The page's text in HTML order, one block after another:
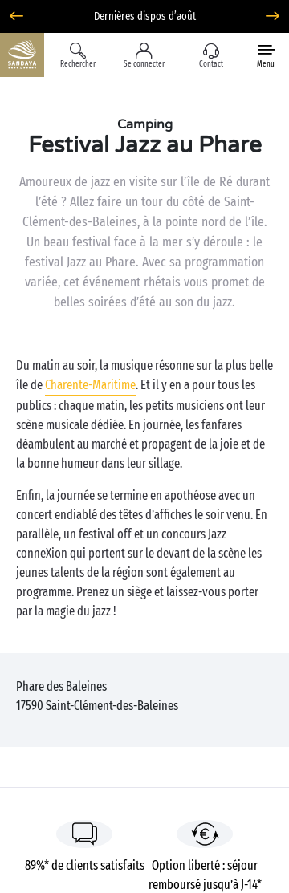
Dernières dispos d’août
Rechercher Se connecter Contact Menu
Camping
Festival Jazz au Phare
Amoureux de jazz en visite sur l’île de Ré durant
l’été ? Allez faire un tour du côté de Saint-
Clément-des-Baleines, à la pointe nord de l’île.
Un beau festival face à la mer s’y déroule : le
festival Jazz au Phare. Avec sa programmation
variée, cet événement rhétais vous promet de
belles soirées d’été au son du jazz.
Du matin au soir, la musique résonne sur la plus belle
île deCharente-Maritime. Et il y en a pour tous les
publics : chaque matin, les petits musiciens ont leur
scène musicale dédiée. En journée, les fanfares
déambulent au marché et propagent de la joie et de
la bonne humeur dans leur sillage.
Enfin, la journée se termine en apothéose avec un
concert endiablé des têtes d’affiches le soir venu. En
parallèle, un festival off et un concours Jazz
conneXion qui portent sur le devant de la scène les
jeunes talents de la région sont également au
programme. Prenez un siège et laissez-vous porter
par la magie du jazz !
Phare des Baleines
17590 Saint-Clément-des-Baleines
89%* de clients satisfaits Option liberté : séjour
remboursé jusqu’à J-14*